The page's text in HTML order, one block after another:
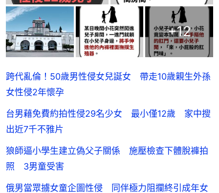
+12
跨代亂倫！50歲男性侵女兒誕女 帶走10歲親生外孫
女性侵2年懷孕
台男藉免費約拍性侵29名少女 最小僅12歲 家中搜
出近7千不雅片
狼師逼小學生建立偽父子關係 施壓檢查下體脫褲拍
照 3男童受害
俄男當眾擄女童企圖性侵 同伴極力阻攔終引成年女